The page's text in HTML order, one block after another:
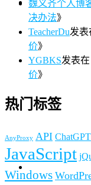
魏义齐个人博
决办法》
TeacherDu发表
价》
YGBKS发表
价》
热门标签
AnyProxy API ChatGPT
JavaScript
Windows